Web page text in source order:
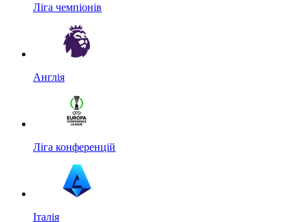
Ліга чемпіонів
Англія
Ліга конференцій
Італія